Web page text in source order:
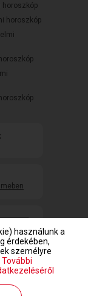
horoszkóp
horoszkóp
Europe Zrt.
használunk a
érdekében,
személyre
További